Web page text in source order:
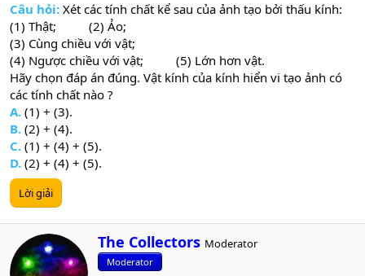
Câu hỏi: Xét các tính chất kể sau của ảnh tạo bởi thấu kính:
(1) Thật; (2) Ảo;
(3) Cùng chiều với vật;
(4) Ngược chiều với vật; (5) Lớn hơn vật.
Hãy chọn đáp án đúng. Vật kính của kính hiển vi tạo ảnh có
các tính chất nào ?
A. (1) + (3).
B. (2) + (4).
C. (1) + (4) + (5).
D. (2) + (4) + (5).
Lời giải
W
r
i
The Collectors Moderator
Moderator